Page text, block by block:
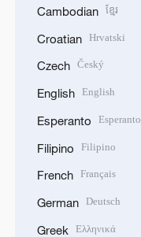
Cambodian ខ្មែរ
Croatian Hrvatski
Czech Český
English English
Esperanto Esperanto
Filipino Filipino
French Français
German Deutsch
Greek Ελληνικά